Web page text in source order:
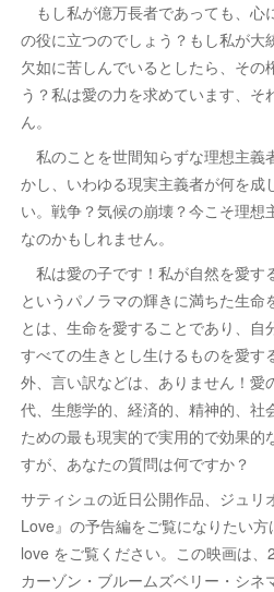
もし私が億万長者であっても、心
の役に立つのでしょう？もし私が大
欠如に苦しんでいるとしたら、その
う？私は愛の力を求めています、そ
ん。
私のことを世間知らずな理想主義
かし、いわゆる現実主義者が何を成
い。戦争？気候の崩壊？今こそ理想
なのかもしれません。
私は愛の子です！私が自然を愛す
というパノラマの輝きに満ちた生命
とは、生命を愛することであり、自
すべての生きとし生けるものを愛す
外、言い訳などは、ありません！愛
代、生態学的、経済的、精神的、社
ための最も現実的で実用的で効果的
すが、あなたの質問は何ですか？
サティシュの近日公開作品、ジュリ
Love』の予告編をご覧になりたい
love をご覧ください。この映画は
カーゾン・ブルームズベリー・シ